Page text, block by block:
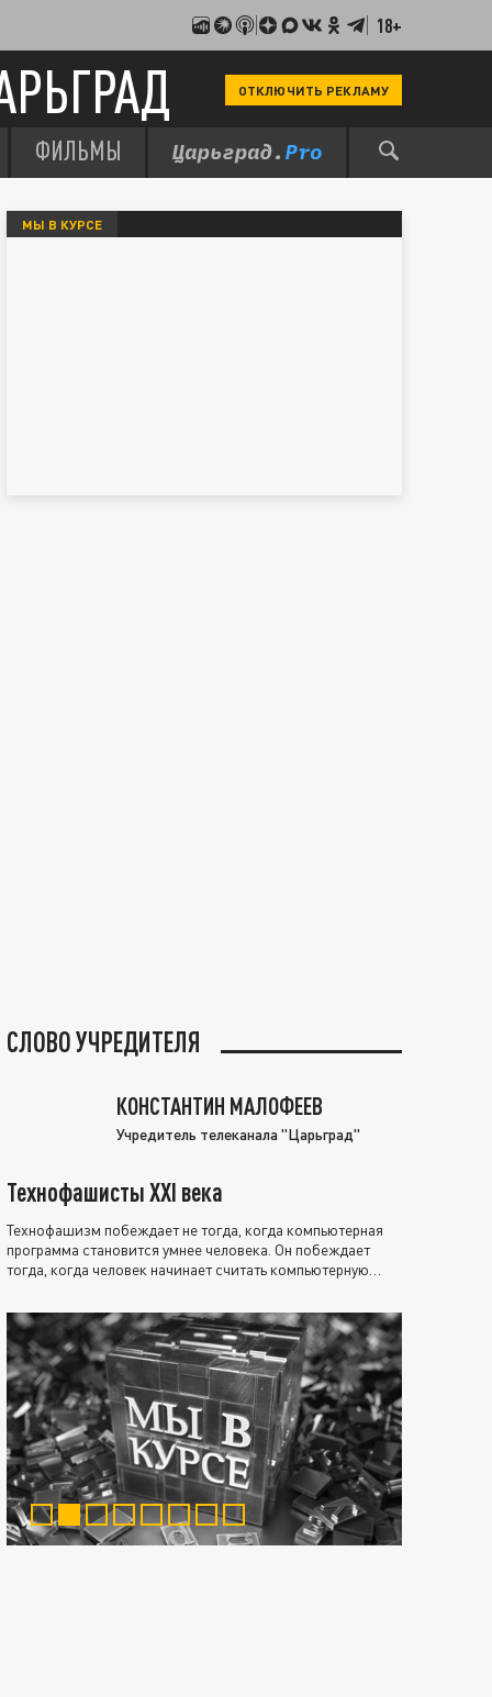
18+
ОТКЛЮЧИТЬ РЕКЛАМУ
ФИЛЬМЫ
МЫ В КУРСЕ
СЛОВО УЧРЕДИТЕЛЯ
КОНСТАНТИН МАЛОФЕЕВ
Учредитель телеканала "Царьград"
Технофашисты XXI века
Технофашизм побеждает не тогда, когда компьютерная
программа становится умнее человека. Он побеждает
тогда, когда человек начинает считать компьютерную